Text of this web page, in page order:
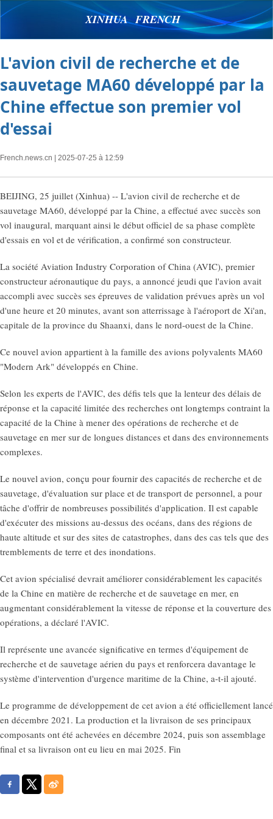
XINHUA FRENCH
L'avion civil de recherche et de
sauvetage MA60 développé par la
Chine effectue son premier vol
d'essai
French.news.cn | 2025-07-25 à 12:59
BEIJING, 25 juillet (Xinhua) -- L'avion civil de recherche et de
sauvetage MA60, développé par la Chine, a effectué avec succès son
vol inaugural, marquant ainsi le début officiel de sa phase complète
d'essais en vol et de vérification, a confirmé son constructeur.
La société Aviation Industry Corporation of China (AVIC), premier
constructeur aéronautique du pays, a annoncé jeudi que l'avion avait
accompli avec succès ses épreuves de validation prévues après un vol
d'une heure et 20 minutes, avant son atterrissage à l'aéroport de Xi'an,
capitale de la province du Shaanxi, dans le nord-ouest de la Chine.
Ce nouvel avion appartient à la famille des avions polyvalents MA60
"Modern Ark" développés en Chine.
Selon les experts de l'AVIC, des défis tels que la lenteur des délais de
réponse et la capacité limitée des recherches ont longtemps contraint la
capacité de la Chine à mener des opérations de recherche et de
sauvetage en mer sur de longues distances et dans des environnements
complexes.
Le nouvel avion, conçu pour fournir des capacités de recherche et de
sauvetage, d'évaluation sur place et de transport de personnel, a pour
tâche d'offrir de nombreuses possibilités d'application. Il est capable
d'exécuter des missions au-dessus des océans, dans des régions de
haute altitude et sur des sites de catastrophes, dans des cas tels que des
tremblements de terre et des inondations.
Cet avion spécialisé devrait améliorer considérablement les capacités
de la Chine en matière de recherche et de sauvetage en mer, en
augmentant considérablement la vitesse de réponse et la couverture des
opérations, a déclaré l'AVIC.
Il représente une avancée significative en termes d'équipement de
recherche et de sauvetage aérien du pays et renforcera davantage le
système d'intervention d'urgence maritime de la Chine, a-t-il ajouté.
Le programme de développement de cet avion a été officiellement lancé
en décembre 2021. La production et la livraison de ses principaux
composants ont été achevées en décembre 2024, puis son assemblage
final et sa livraison ont eu lieu en mai 2025. Fin